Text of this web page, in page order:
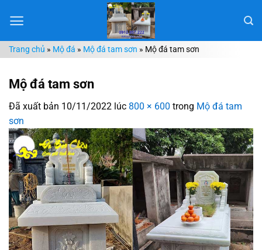
đến
dungTrang chủ » Mộ đá » Mộ đá tam sơn » Mộ đá tam sơn
Mộ đá tam sơn
Đã xuất bản 10/11/2022 lúc 800 × 600 trong Mộ đá tam
sơn